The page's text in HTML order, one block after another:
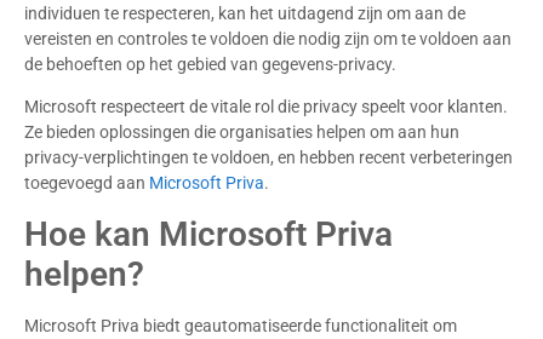
individuen te respecteren, kan het uitdagend zijn om aan de
vereisten en controles te voldoen die nodig zijn om te voldoen aan
de behoeften op het gebied van gegevens-privacy.
Microsoft respecteert de vitale rol die privacy speelt voor klanten.
Ze bieden oplossingen die organisaties helpen om aan hun
privacy-verplichtingen te voldoen, en hebben recent verbeteringen
toegevoegd aan Microsoft Priva.
Hoe kan Microsoft Priva
helpen?
Microsoft Priva biedt geautomatiseerde functionaliteit om